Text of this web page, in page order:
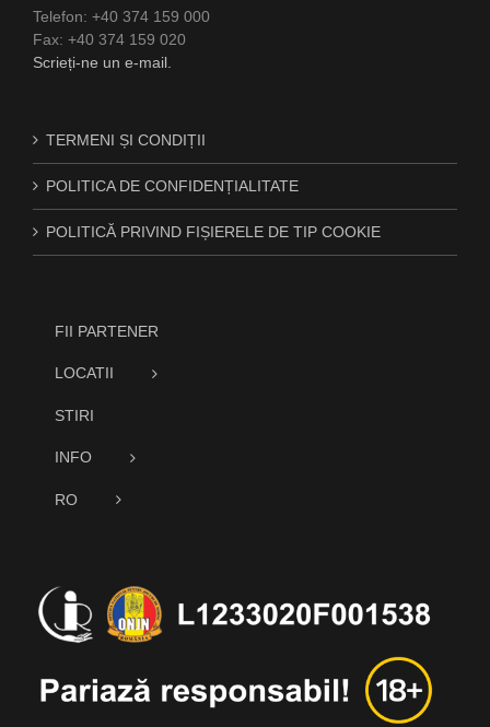
Telefon: +40 374 159 000
Fax: +40 374 159 020
Scrieți-ne un e-mail.
TERMENI ȘI CONDIȚII
POLITICA DE CONFIDENȚIALITATE
POLITICĂ PRIVIND FIȘIERELE DE TIP COOKIE
FII PARTENER
LOCATII
STIRI
INFO
RO